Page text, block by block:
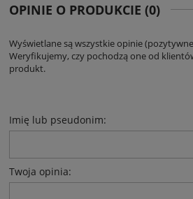
OPINIE O PRODUKCIE (0)
Wyświetlane są wszystkie opinie
Weryfikujemy, czy pochodzą one od
produkt.
Imię lub pseudonim:
Twoja opinia: